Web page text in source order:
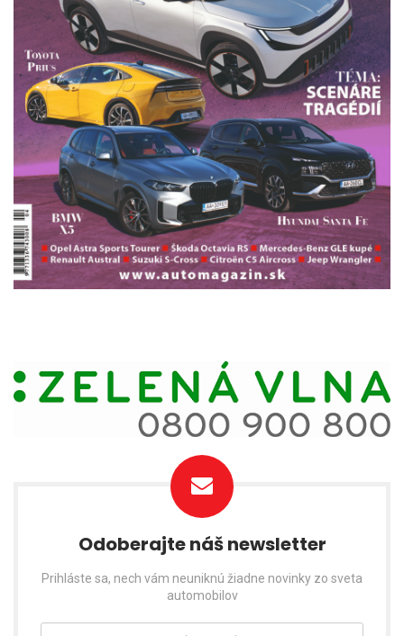
Odoberajte náš newsletter
Prihláste sa, nech vám neuniknú žiadne novinky zo sveta
automobilov